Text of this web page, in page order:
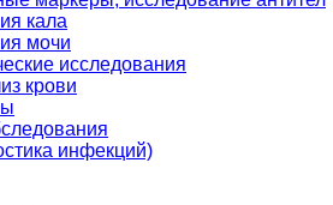
кала
мочи
исследования
крови
инфекций)